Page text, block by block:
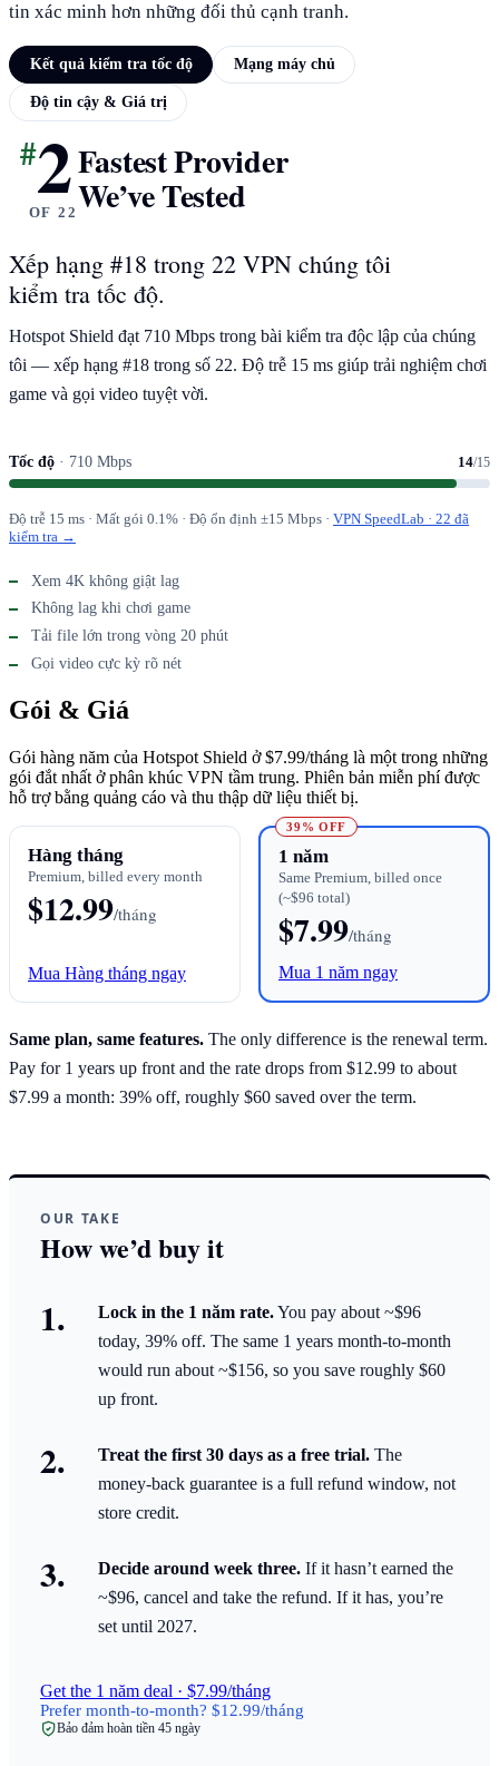
tin xác minh hơn những đối thủ cạnh tranh.
Kết quả kiểm tra tốc độ Mạng máy chủ
Độ tin cậy & Giá trị
KẾT QUẢ KIỂM TRA TỐC ĐỘ
#2
OF 22
Fastest Provider
We’ve Tested
Xếp hạng #18 trong 22 VPN chúng tôi
kiểm tra tốc độ.
Hotspot Shield đạt 710 Mbps trong bài kiểm tra độc lập của chúng
tôi — xếp hạng #18 trong số 22. Độ trễ 15 ms giúp trải nghiệm chơi
game và gọi video tuyệt vời.
Tốc độ · 710 Mbps 14/15
Độ trễ 15 ms · Mất gói 0.1% · Độ ổn định ±15 Mbps · VPN SpeedLab · 22 đã
kiểm tra →
Xem 4K không giật lag
Không lag khi chơi game
Tải file lớn trong vòng 20 phút
Gọi video cực kỳ rõ nét
Gói & Giá
Gói hàng năm của Hotspot Shield ở $7.99/tháng là một trong những
gói đắt nhất ở phân khúc VPN tầm trung. Phiên bản miễn phí được
hỗ trợ bằng quảng cáo và thu thập dữ liệu thiết bị.
Hàng tháng
Premium, billed every month
$12.99/tháng
Mua Hàng tháng ngay
39% OFF
1 năm
Same Premium, billed once
(~$96 total)
$7.99/tháng
Mua 1 năm ngay
Same plan, same features. The only difference is the renewal term.
Pay for 1 years up front and the rate drops from $12.99 to about
$7.99 a month: 39% off, roughly $60 saved over the term.
OUR TAKE
How we’d buy it
Lock in the 1 năm rate.You pay about ~$96
today, 39% off. The same 1 years month-to-month
would run about ~$156, so you save roughly $60
up front.
Treat the first 30 days as a free trial. The
money-back guarantee is a full refund window, not
store credit.
Decide around week three. If it hasn’t earned the
~$96, cancel and take the refund. If it has, you’re
set until 2027.
Get the 1 năm deal · $7.99/tháng
Prefer month-to-month? $12.99/tháng
Bảo đảm hoàn tiền 45 ngày